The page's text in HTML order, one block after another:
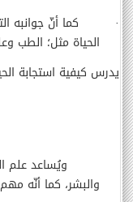
·
كما أنّ جوانبه
الحياة مثل؛ الطب
يدرس كيفية استجابة
ويُساعد علم
والبشر، كما أنّه